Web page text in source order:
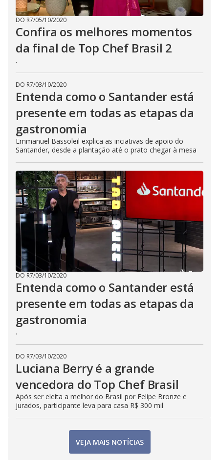
DO R7/05/10/2020
Confira os melhores momentos
da final de Top Chef Brasil 2
.
DO R7/03/10/2020
Entenda como o Santander está
presente em todas as etapas da
gastronomia
Emmanuel Bassoleil explica as inciativas de apoio do
Santander, desde a plantação até o prato chegar à mesa
DO R7/03/10/2020
Entenda como o Santander está
presente em todas as etapas da
gastronomia
.
DO R7/03/10/2020
Luciana Berry é a grande
vencedora do Top Chef Brasil
Após ser eleita a melhor do Brasil por Felipe Bronze e
jurados, participante leva para casa R$ 300 mil
VEJA MAIS NOTÍCIAS